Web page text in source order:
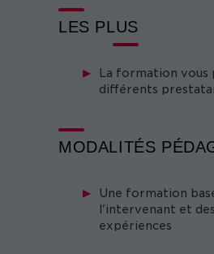
LES PLUS
La formation
différents
MODALITÉS
Une formation
l'intervenant et
expériences